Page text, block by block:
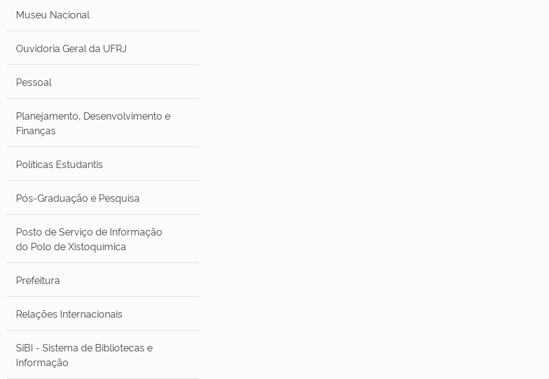
Museu Nacional
Ouvidoria Geral da UFRJ
Pessoal
Planejamento, Desenvolvimento e
Finanças
Políticas Estudantis
Pós-Graduação e Pesquisa
Posto de Serviço de Informação
do Polo de Xistoquímica
Prefeitura
Relações Internacionais
SiBI - Sistema de Bibliotecas e
Informação